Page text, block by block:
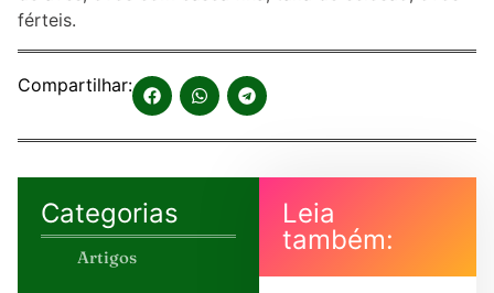
férteis.
Compartilhar:
Categorias
Artigos
Leia
também: